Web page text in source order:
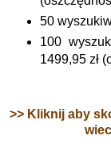
50
100
1499,95 zł
>> Kliknij aby